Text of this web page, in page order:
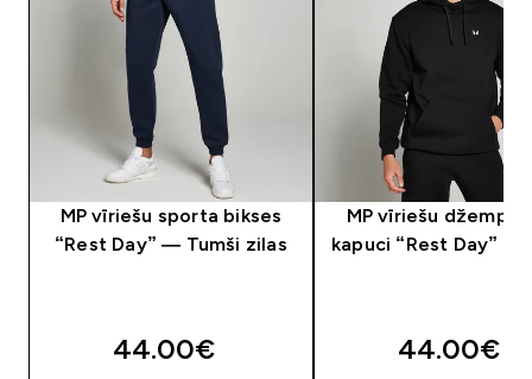
MP vīriešu sporta bikses
“Rest Day” — Tumši zilas
44.00€‎
MP vīriešu
kapuci “Rest Day” —
44.00€‎